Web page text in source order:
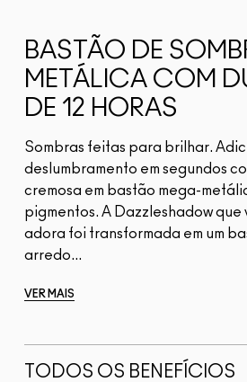
BASTÃO DE
METÁLICA COM
DE 12 HORAS
Sombras feitas para brilhar.
deslumbramento em segundos
cremosa em bastão mega-
pigmentos. A Dazzleshadow que
adora foi transformada em um
arredo...
VER MAIS
TODOS OS BENEFÍCIOS